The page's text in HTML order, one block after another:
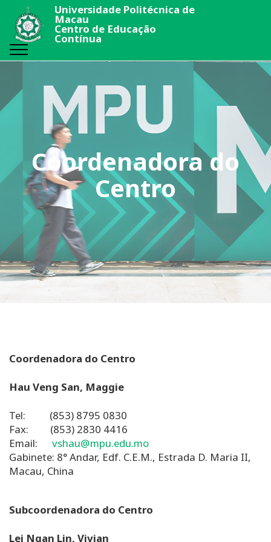
Universidade Politécnica de
Macau
Centro de Educação
Contínua
Coordenadora do
Centro
Coordenadora do Centro
Hau Veng San, Maggie
Tel: (853) 8795 0830
Fax: (853) 2830 4416
Email: vshau@mpu.edu.mo
Gabinete: 8° Andar, Edf. C.E.M., Estrada D. Maria II,
Macau, China
Subcoordenadora do Centro
Lei Ngan Lin, Vivian